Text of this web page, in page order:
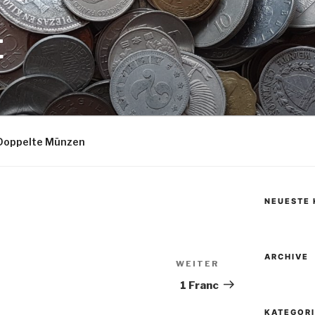
Münzen
Beitrag
WEITER
1 Franc
NEUESTE
ARCHIVE